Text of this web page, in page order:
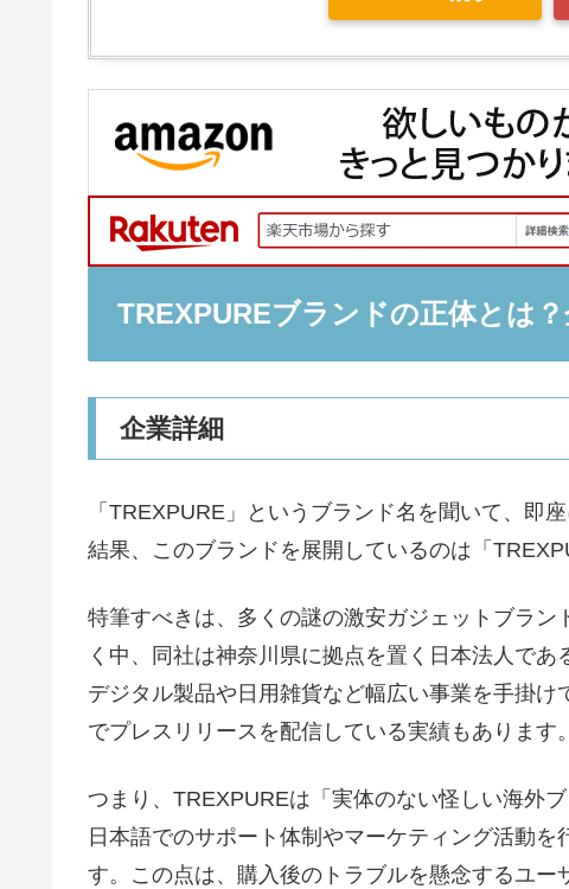
TREXPUREブランドの正体とは
企業詳細
「TREXPURE」というブランド名を聞いて、即
結果、このブランドを展開しているのは「
特筆すべきは、多くの謎の激安ガジェットブラ
く中、同社は神奈川県に拠点を置く日本法人であ
デジタル製品や日用雑貨など幅広い事業を手掛
でプレスリリースを配信している実績もあります。
つまり、TREXPUREは「実体のない怪しい海外
日本語でのサポート体制やマーケティング活動
す。この点は、購入後のトラブルを懸念するユー